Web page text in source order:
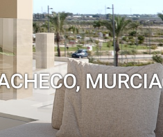
MURCIA